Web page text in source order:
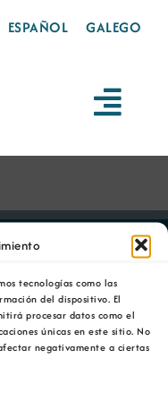
tecnologías como las
del dispositivo. El
procesar datos como el
únicas en este sitio. No
negativamente a ciertas
ESPAÑOL GALEGO